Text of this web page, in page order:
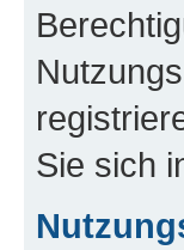
Sie sich